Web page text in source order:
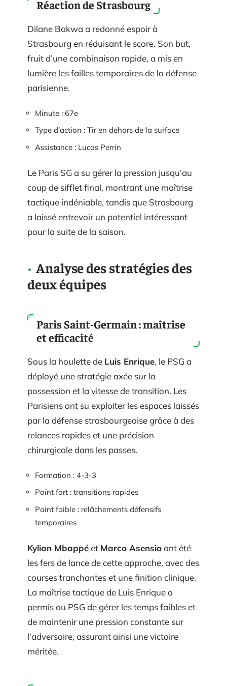
Réaction de Strasbourg
Dilane Bakwa a redonné espoir à
Strasbourg en réduisant le score. Son but,
fruit d’une combinaison rapide, a mis en
lumière les failles temporaires de la défense
parisienne.
Minute : 67e
Type d’action : Tir en dehors de la surface
Assistance : Lucas Perrin
Le Paris SG a su gérer la pression jusqu’au
coup de sifflet final, montrant une maîtrise
tactique indéniable, tandis que Strasbourg
a laissé entrevoir un potentiel intéressant
pour la suite de la saison.
Analyse des stratégies des
deux équipes
Paris Saint-Germain : maîtrise
et efficacité
Sous la houlette de Luis Enrique, le PSG a
déployé une stratégie axée sur la
possession et la vitesse de transition. Les
Parisiens ont su exploiter les espaces laissés
par la défense strasbourgeoise grâce à des
relances rapides et une précision
chirurgicale dans les passes.
Formation : 4-3-3
Point fort : transitions rapides
Point faible : relâchements défensifs
temporaires
Kylian Mbappéet Marco Asensioont été
les fers de lance de cette approche, avec des
courses tranchantes et une finition clinique.
La maîtrise tactique de Luis Enrique a
permis au PSG de gérer les temps faibles et
de maintenir une pression constante sur
l’adversaire, assurant ainsi une victoire
méritée.